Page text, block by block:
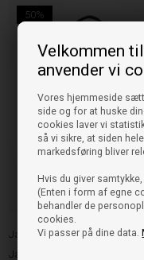
Velkommen
anvender vi
Vores hjemmeside
side og for at huske
cookies laver vi
så vi sikre, at siden
markedsføring bliver
Hvis du giver
(Enten i form af egne
behandler de
cookies.
Vi passer på dine data.
50%
Jack & Jones
Jack & Jones Taske Hero -